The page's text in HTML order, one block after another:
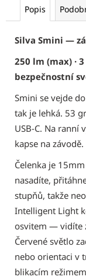
Popis
Silva Smini —
250 lm (max) ·
bezpečnostní
Smini se vejde
tak je lehká. 53
USB-C. Na ranní
kapse na závodě.
Čelenka je
nasadíte,
stupňů, takže
Intelligent Light
osvitem — vidíte
Červené světlo
nebo orientaci v
blikacím